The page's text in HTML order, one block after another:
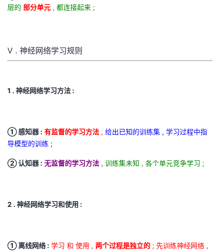
层的 部分单元 , 都连接起来 ;
V . 神经网络学习规则
1 . 神经网络学习方法 :
① 感知器 : 有监督的学习方法 , 给出已知的训练集 , 学习过程中指
导模型的训练 ;
② 认知器 : 无监督的学习方法 , 训练集未知 , 各个单元竞争学习 ;
2 . 神经网络学习和使用 :
① 离线网络 : 学习 和 使用 , 两个过程是独立的 ; 先训练神经网络 ,